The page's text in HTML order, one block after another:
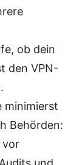
ob dein
den VPN-
minimierst
Behörden:
vor